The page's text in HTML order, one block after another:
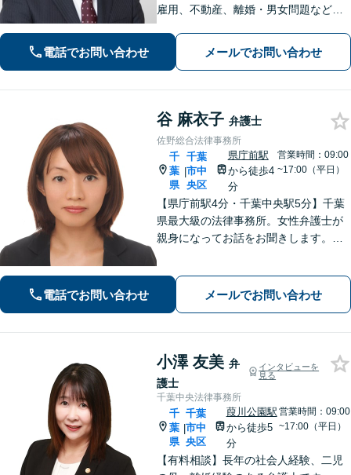
雇用、不動産、離婚・男女問題など、
ます。1件1件、真摯に向き合うことを
大切に、丁寧なリーガルサービスを提
電話でお問い合わせ メールでお問い合わせ
谷 麻衣子 弁護士
佐野総合法律事務所
千
葉
県
|
千葉
市中
央区
県庁前駅
から徒歩4
分
営業時間：09:00
~17:00（平日）
【県庁前駅4分・千葉中央駅5分】千葉
県最大級の法律事務所。女性弁護士が
親身になってお話をお聞きします。不
い。【初回相談30分無料】【夜間・休
日の相談可能】
電話でお問い合わせ メールでお問い合わせ
小澤 友美 弁
護士
インタビューを
見る
千葉中央法律事務所
千
葉
県
|
千葉
市中
央区
葭川公園駅
から徒歩5
分
営業時間：09:00
~17:00（平日）
【有料相談】長年の社会人経験、二児